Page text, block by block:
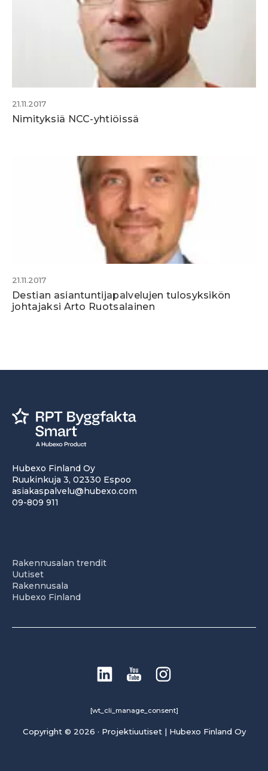
21.11.2017
Nimityksiä NCC-yhtiöissä
21.11.2017
Destian asiantuntijapalvelujen tulosyksikön
johtajaksi Arto Ruotsalainen
Hubexo Finland Oy
Ruukinkuja 3, 02330 Espoo
asiakaspalvelu@hubexo.com
09-809 911
Rakennusalan trendit
Uutiset
Rakennusala
Hubexo Finland
[wt_cli_manage_consent]
Copyright © 2026 · Projektiuutiset | Hubexo Finland Oy